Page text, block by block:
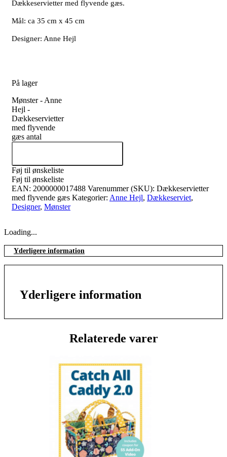
Dækkeservietter med flyvende gæs.
Mål: ca 35 cm x 45 cm
Designer: Anne Hejl
På lager
Mønster - Anne
Hejl -
Dækkeservietter
med flyvende
gæs antal
Føj til ønskeliste
Føj til ønskeliste
EAN: 2000000017488 Varenummer (SKU): Dækkeservietter
med flyvende gæs Kategorier: Anne Hejl, Dækkeserviet,
Designer, Mønster
Loading...
Yderligere information
Yderligere information
Relaterede varer